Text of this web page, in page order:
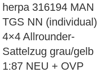
herpa 316194 MAN
TGS NN (individual)
4×4 Allrounder-
Sattelzug grau/gelb
1:87 NEU + OVP